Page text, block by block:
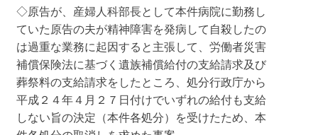
◇原告が、産婦人科部長として本件病院に勤務し
ていた原告の夫が精神障害を発病して自殺したの
は過重な業務に起因すると主張して、労働者災害
補償保険法に基づく遺族補償給付の支給請求及び
葬祭料の支給請求をしたところ、処分行政庁から
平成２４年４月２７日付けでいずれの給付も支給
しない旨の決定（本件各処分）を受けたため、本